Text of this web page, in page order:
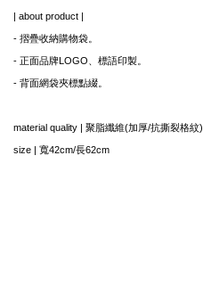
| about product |
- 摺疊收納購物袋。
- 正面品牌LOGO、標語印製。
- 背面網袋夾標點綴。
material quality | 聚脂纖維(加厚/抗撕裂格紋)
size | 寬42cm/長62cm